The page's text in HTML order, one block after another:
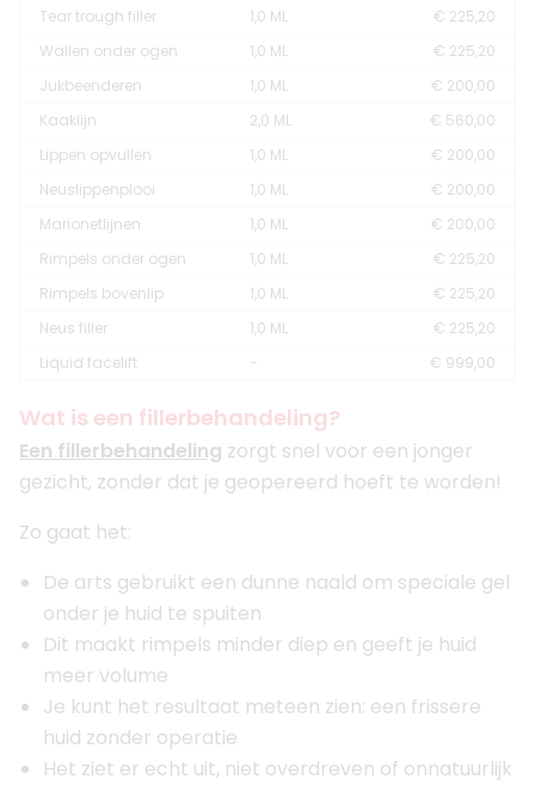
Tear trough filler
1,0 ML
€ 225,20
Wallen onder ogen
1,0 ML
€ 225,20
Jukbeenderen
1,0 ML
€ 200,00
Kaaklijn
2,0 ML
€ 560,00
Lippen opvullen
1,0 ML
€ 200,00
Neuslippenplooi
1,0 ML
€ 200,00
Marionetlijnen
1,0 ML
€ 200,00
Rimpels onder ogen
1,0 ML
€ 225,20
Rimpels bovenlip
1,0 ML
€ 225,20
Neus filler
1,0 ML
€ 225,20
Liquid facelift
- € 999,00
Wat is een fillerbehandeling?
Een fillerbehandeling zorgt snel voor een jonger
gezicht, zonder dat je geopereerd hoeft te worden!
Zo gaat het:
De arts gebruikt een dunne naald om speciale gel
onder je huid te spuiten
Dit maakt rimpels minder diep en geeft je huid
meer volume
Je kunt het resultaat meteen zien: een frissere
huid zonder operatie
Het ziet er echt uit, niet overdreven of onnatuurlijk